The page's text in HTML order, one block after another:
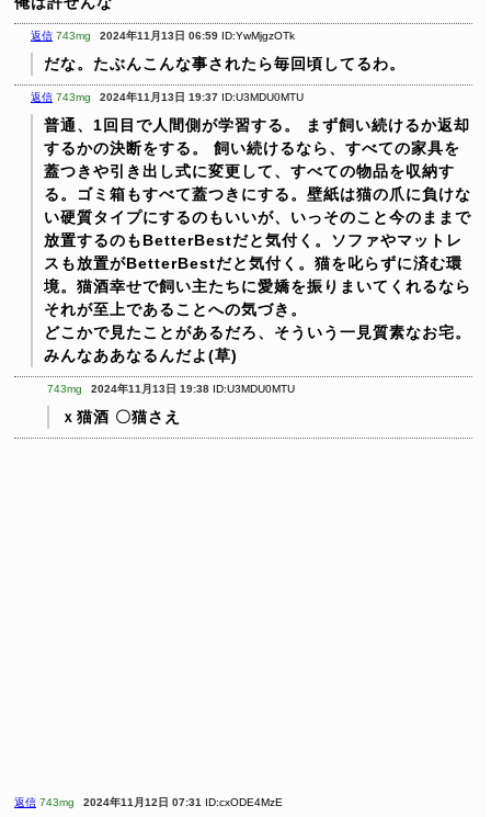
返信 743mg 2024年11月13日 06:59 ID:YwMjgzOTk
だな。たぶんこんな事されたら毎回頃してるわ。
返信 743mg 2024年11月13日 19:37 ID:U3MDU0MTU
普通、1回目で人間側が学習する。
まず飼い続けるか返却
するかの決断をする。
飼い続けるなら、すべての家具を
蓋つきや引き出し式に変更して、すべての物品を収納す
る。ゴミ箱もすべて蓋つきにする。壁紙は猫の爪に負けな
い硬質タイプにするのもいいが、いっそのこと今のままで
放置するのもBetterBestだと気付く。ソファやマットレ
スも放置がBetterBestだと気付く。猫を叱らずに済む環
境。猫酒幸せで飼い主たちに愛嬌を振りまいてくれるなら
それが至上であることへの気づき。
どこかで見たことがあるだろ、そういう一見質素なお宅。
みんなああなるんだよ(草)
743mg 2024年11月13日 19:38 ID:U3MDU0MTU
ｘ猫酒 〇猫さえ
返信 743mg 2024年11月12日 07:31 ID:cxODE4MzE